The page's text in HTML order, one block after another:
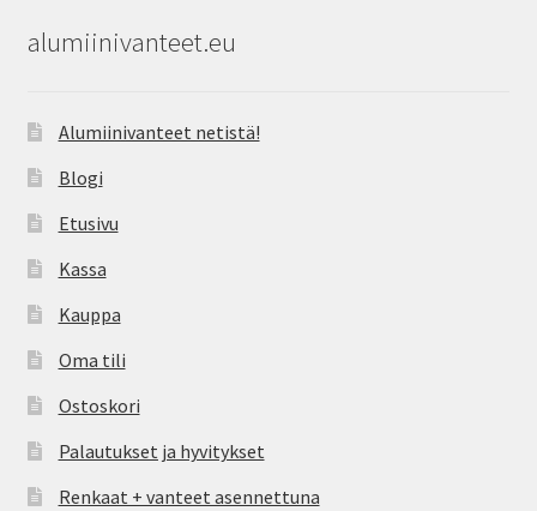
alumiinivanteet.eu
Alumiinivanteet netistä!
Blogi
Etusivu
Kassa
Kauppa
Oma tili
Ostoskori
Palautukset ja hyvitykset
Renkaat + vanteet asennettuna